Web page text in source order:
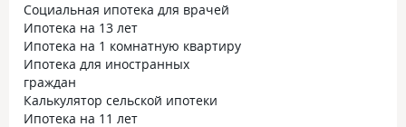
Социальная ипотека для врачей
Ипотека на 13 лет
Ипотека на 1 комнатную квартиру
Ипотека для иностранных
граждан
Калькулятор сельской ипотеки
Ипотека на 11 лет